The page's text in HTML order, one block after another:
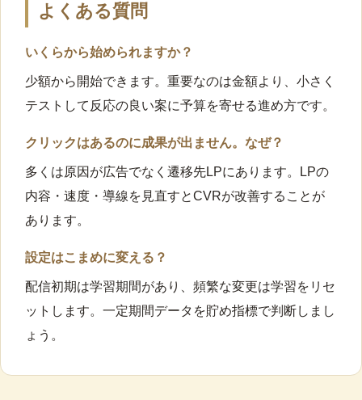
よくある質問
いくらから始められますか？
少額から開始できます。重要なのは金額より、小さく
テストして反応の良い案に予算を寄せる進め方です。
クリックはあるのに成果が出ません。なぜ？
多くは原因が広告でなく遷移先LPにあります。LPの
内容・速度・導線を見直すとCVRが改善することが
あります。
設定はこまめに変える？
配信初期は学習期間があり、頻繁な変更は学習をリセ
ットします。一定期間データを貯め指標で判断しまし
ょう。